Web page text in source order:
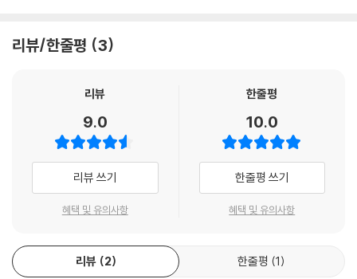
리뷰/한줄평 3
리뷰
9.0
리뷰 쓰기
혜택 및 유의사항
한줄평
10.0
한줄평 쓰기
혜택 및 유의사항
리뷰 2 한줄평 1